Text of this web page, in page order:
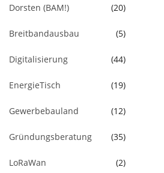
Dorsten (BAM!)
(20)
Breitbandausbau (5)
Digitalisierung (44)
EnergieTisch (19)
Gewerbebauland (12)
Gründungsberatung (35)
LoRaWan (2)